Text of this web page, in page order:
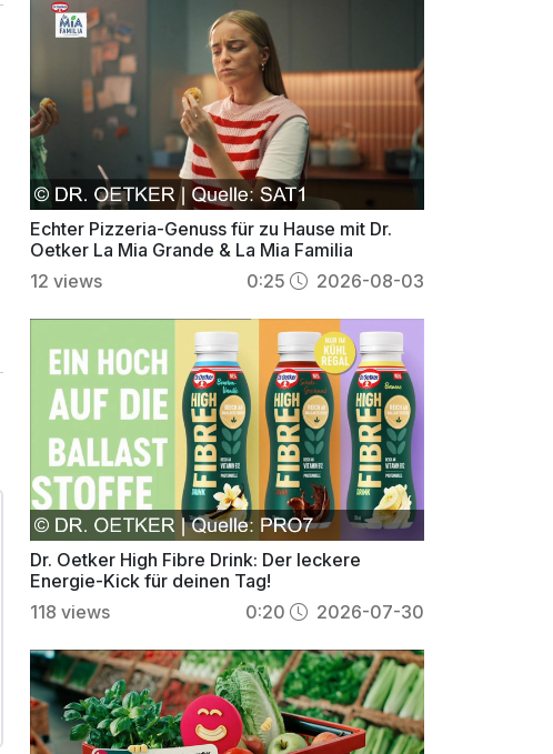
Echter Pizzeria-Genuss für zu Hause mit Dr.
Oetker La Mia Grande & La Mia Familia
12 views 0:25 2026-08-03
Dr. Oetker High Fibre Drink: Der leckere
Energie-Kick für deinen Tag!
118 views 0:20 2026-07-30